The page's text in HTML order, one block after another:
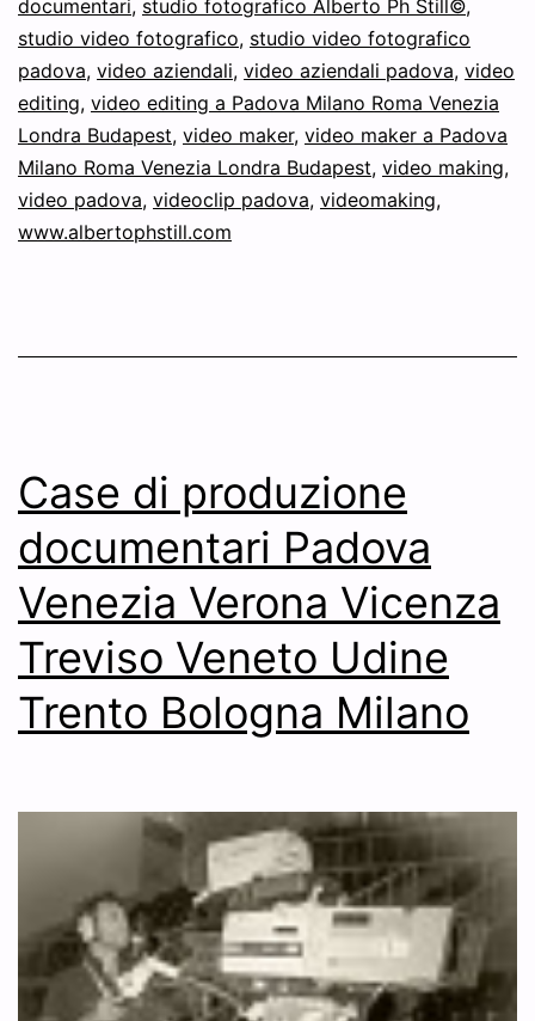
documentari, studio fotografico Alberto Ph Still©,
studio video fotografico, studio video fotografico
padova, video aziendali, video aziendali padova, video
editing, video editing a Padova Milano Roma Venezia
Londra Budapest, video maker, video maker a Padova
Milano Roma Venezia Londra Budapest, video making,
video padova, videoclip padova, videomaking,
www.albertophstill.com
Case di produzione
documentari Padova
Venezia Verona Vicenza
Treviso Veneto Udine
Trento Bologna Milano